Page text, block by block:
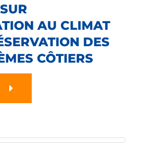
AU CLIMAT
DES
CÔTIERS